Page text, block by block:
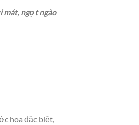
ngọt ngào
hoa đặc biệt,